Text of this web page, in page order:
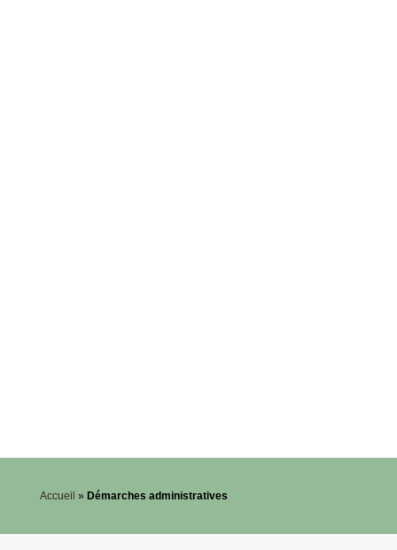
Accueil » Démarches administratives